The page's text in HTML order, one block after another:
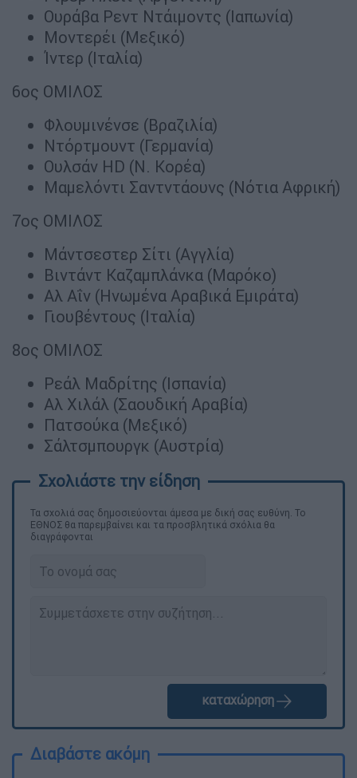
Ουράβα Ρεντ Ντάιμοντς (Ιαπωνία)
Μοντερέι (Μεξικό)
Ίντερ (Ιταλία)
6ος ΟΜΙΛΟΣ
Φλουμινένσε (Βραζιλία)
Ντόρτμουντ (Γερμανία)
Ουλσάν HD (Ν. Κορέα)
Μαμελόντι Σαντντάουνς (Νότια Αφρική)
7ος ΟΜΙΛΟΣ
Μάντσεστερ Σίτι (Αγγλία)
Βιντάντ Καζαμπλάνκα (Μαρόκο)
Αλ Αΐν (Ηνωμένα Αραβικά Εμιράτα)
Γιουβέντους (Ιταλία)
8ος ΟΜΙΛΟΣ
Ρεάλ Μαδρίτης (Ισπανία)
Αλ Χιλάλ (Σαουδική Αραβία)
Πατσούκα (Μεξικό)
Σάλτσμπουργκ (Αυστρία)
Τα σχολιά σας δημοσιεύονται άμεσα με δική σας ευθύνη. Το
ΕΘΝΟΣ θα παρεμβαίνει και τα προσβλητικά σχόλια θα
διαγράφονται
καταχώρηση
Διαβάστε ακόμη